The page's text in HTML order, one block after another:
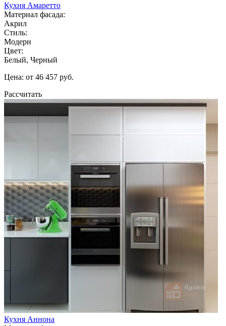
Кухня Амаретто
Материал фасада:
Акрил
Стиль:
Модерн
Цвет:
Белый, Черный
Цена: от 46 457 руб.
Рассчитать
Кухня Аннона